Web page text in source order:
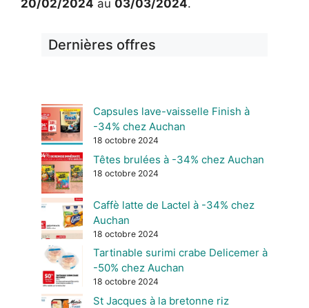
20/02/2024 au 03/03/2024.
Dernières offres
Capsules lave-vaisselle Finish à
-34% chez Auchan
18 octobre 2024
Têtes brulées à -34% chez Auchan
18 octobre 2024
Caffè latte de Lactel à -34% chez
Auchan
18 octobre 2024
Tartinable surimi crabe Delicemer à
-50% chez Auchan
18 octobre 2024
St Jacques à la bretonne riz